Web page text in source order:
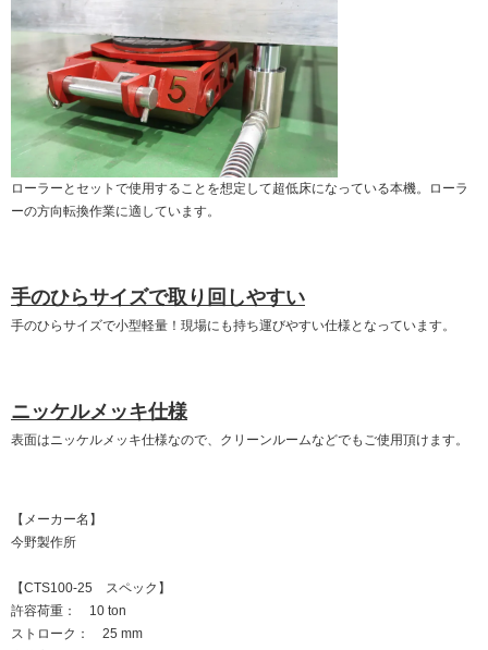
ローラーとセットで使用することを想定して超低床になっている本機。ローラ
ーの方向転換作業に適しています。
手のひらサイズで取り回しやすい
手のひらサイズで小型軽量！現場にも持ち運びやすい仕様となっています。
ニッケルメッキ仕様
表面はニッケルメッキ仕様なので、クリーンルームなどでもご使用頂けます。
【メーカー名】
今野製作所
【CTS100-25 スペック】
許容荷重： 10 ton
ストローク： 25 mm